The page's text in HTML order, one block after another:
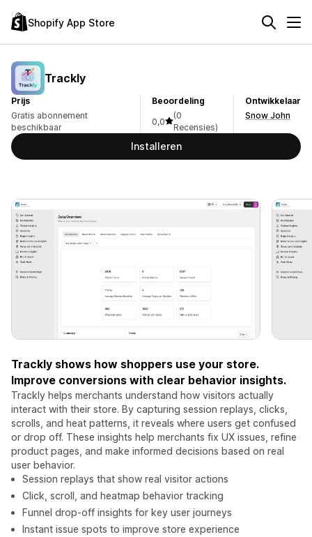
Shopify App Store
Trackly
Prijs
Gratis abonnement
beschikbaar
Beoordeling
0,0
(0
Recensies)
Ontwikkelaar
Snow John
Installeren
Trackly shows how shoppers use your store.
Improve conversions with clear behavior insights.
Trackly helps merchants understand how visitors actually
interact with their store. By capturing session replays, clicks,
scrolls, and heat patterns, it reveals where users get confused
or drop off. These insights help merchants fix UX issues, refine
product pages, and make informed decisions based on real
user behavior.
Session replays that show real visitor actions
Click, scroll, and heatmap behavior tracking
Funnel drop-off insights for key user journeys
Instant issue spots to improve store experience